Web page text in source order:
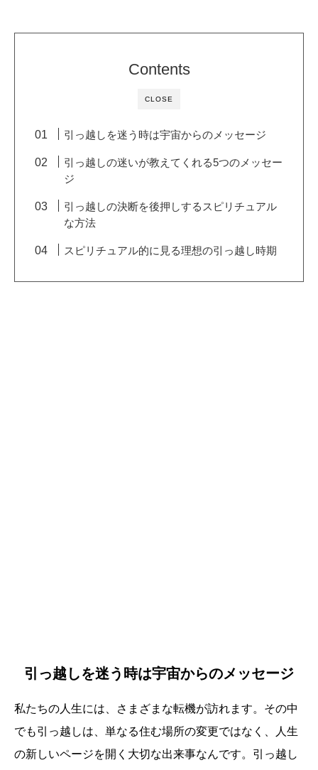
CLOSE
Contents
引っ越しを迷う時は宇宙からのメッセージ
引っ越しの迷いが教えてくれる5つのメッセー
ジ
引っ越しの決断を後押しするスピリチュアル
な方法
スピリチュアル的に見る理想の引っ越し時期
引っ越しを迷う時は宇宙からのメッセージ
私たちの人生には、さまざまな転機が訪れます。その中
でも引っ越しは、単なる住む場所の変更ではなく、人生
の新しいページを開く大切な出来事なんです。引っ越し